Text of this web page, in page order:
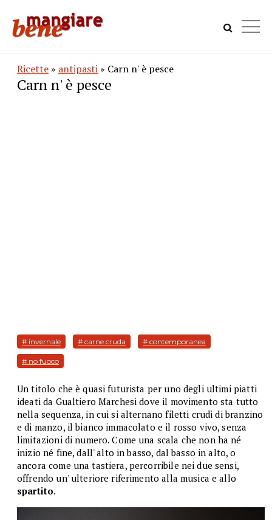
Ricette » antipasti » Carn n' è pesce
Carn n' è pesce
# invernale # carne cruda # contemporanea
# no fuoco
Un titolo che è quasi futurista per uno degli ultimi piatti
ideati da Gualtiero Marchesi dove il movimento sta tutto
nella sequenza, in cui si alternano filetti crudi di branzino
e di manzo, il bianco immacolato e il rosso vivo, senza
limitazioni di numero. Come una scala che non ha né
inizio né fine, dall' alto in basso, dal basso in alto, o
ancora come una tastiera, percorribile nei due sensi,
offrendo un' ulteriore riferimento alla musica e allo
spartito.